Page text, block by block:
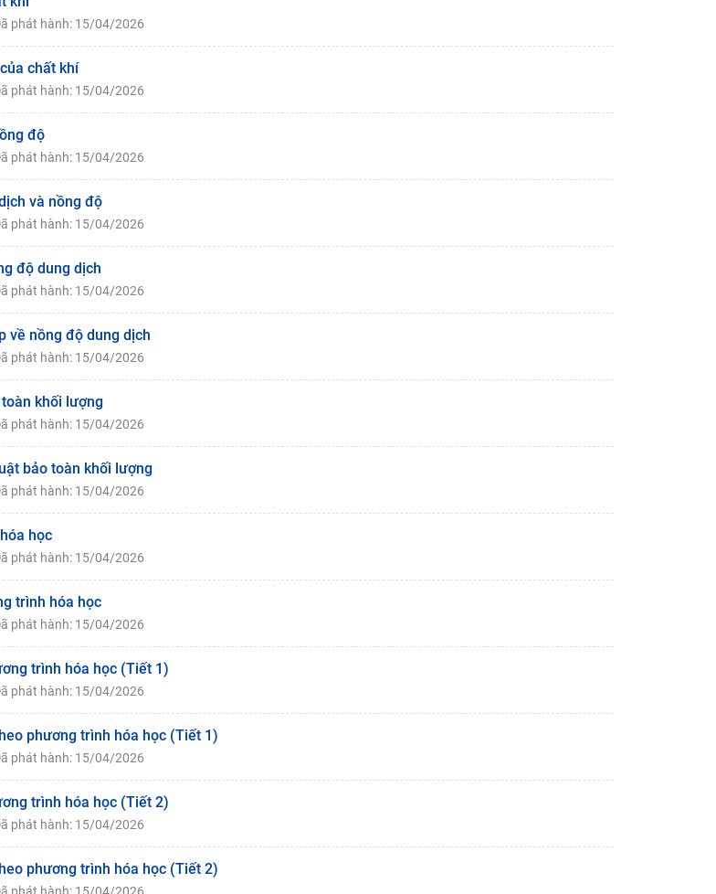
phát hành: 15/04/2026
chất khí
phát hành: 15/04/2026
độ
phát hành: 15/04/2026
và nồng độ
phát hành: 15/04/2026
độ dung dịch
phát hành: 15/04/2026
về nồng độ dung dịch
phát hành: 15/04/2026
khối lượng
phát hành: 15/04/2026
bảo toàn khối lượng
phát hành: 15/04/2026
học
phát hành: 15/04/2026
trình hóa học
phát hành: 15/04/2026
trình hóa học (Tiết 1)
phát hành: 15/04/2026
phương trình hóa học (Tiết 1)
phát hành: 15/04/2026
trình hóa học (Tiết 2)
phát hành: 15/04/2026
phương trình hóa học (Tiết 2)